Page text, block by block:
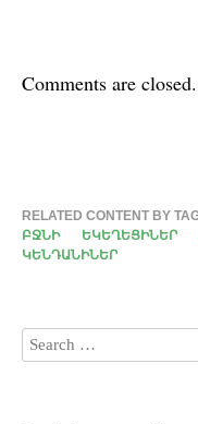
Comments are closed.
RELATED CONTENT BY
ԲՋՆԻ
ԵԿԵՂԵՑԻՆԵՐ
ԿԵՆԴԱՆԻՆԵՐ